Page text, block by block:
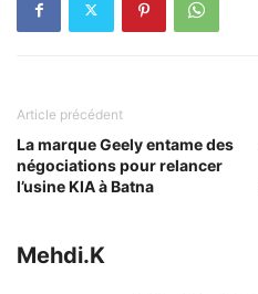
Article précédent
La marque Geely entame des
négociations pour relancer
l’usine KIA à Batna
Mehdi.K